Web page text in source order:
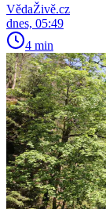
VědaŽivě.cz
dnes, 05:49
4 min